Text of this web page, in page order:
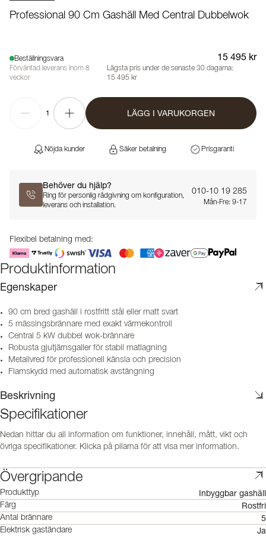
Professional 90 Cm Gashäll Med Central Dubbelwok
Beställningsvara
Förväntad leverans inom 8
veckor
15 495 kr
Lägsta pris under de senaste 30 dagarna:
15 495 kr
1 LÄGG I VARUKORGEN
Nöjda kunder Säker betalning Prisgaranti
Behöver du hjälp?
Ring för personlig rådgivning om konfiguration,
leverans och installation.
010-10 19 285
Mån-Fre: 9-17
Flexibel betalning med:
Produktinformation
Egenskaper
90 cm bred gashäll i rostfritt stål eller matt svart
5 mässingsbrännare med exakt värmekontroll
Central 5 kW dubbel wok-brännare
Robusta gjutjärnsgaller för stabil matlagning
Metallvred för professionell känsla och precision
Flamskydd med automatisk avstängning
Beskrivning
Specifikationer
Nedan hittar du all information om funktioner, innehåll, mått, vikt och
övriga specifikationer. Klicka på pilarna för att visa mer information.
Övergripande
Produkttyp Inbyggbar gashäll
Färg Rostfri
Antal brännare 5
Elektrisk gaständare Ja